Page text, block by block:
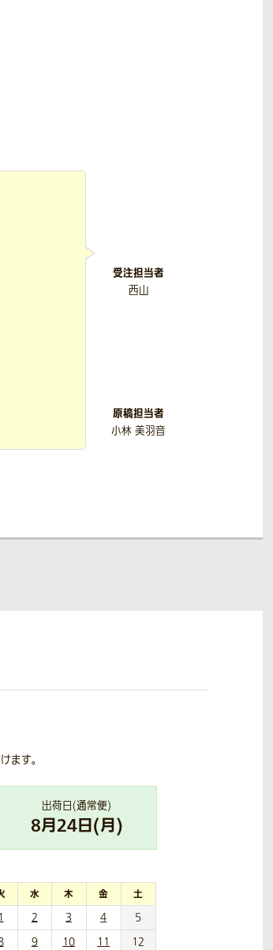
受注担当者
西山
原稿担当者
小林 美羽音
ます。
出荷日(通常便)
8月24日(月)
水 木 金
土
1
2 3 4
5
9 10 11
12